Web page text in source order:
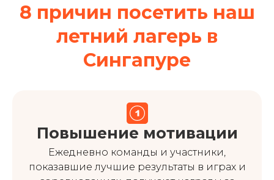
8 причин посетить наш
летний лагерь в
Сингапуре
Повышение мотивации
Ежедневно команды и участники,
показавшие лучшие результаты в играх и